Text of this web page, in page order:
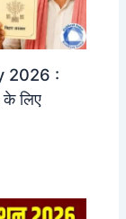
2026 :
के लिए